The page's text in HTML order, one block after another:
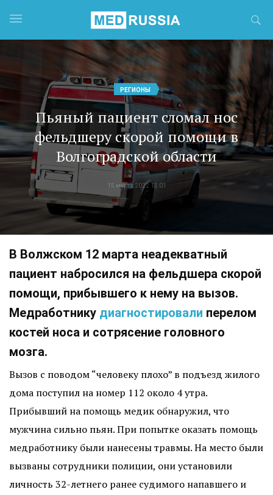
РЕГИОНЫ
Пьяный пациент сломал нос
фельдшеру скорой помощи в
Волгоградской области
15 марта 2022 13:01
В Волжском 12 марта неадекватный
пациент набросился на фельдшера скорой
помощи, прибывшего к нему на вызов.
Медработнику диагностировали перелом
костей носа и сотрясение головного
мозга.
Вызов с поводом “человеку плохо” в подъезд жилого
дома поступил на номер 112 около 4 утра.
Прибывший на помощь медик обнаружил, что
мужчина сильно пьян. При попытке оказать помощь
медработнику были нанесены травмы. На место были
вызваны сотрудники полиции, они установили
личность 32-летнего ранее судимого напавшего и